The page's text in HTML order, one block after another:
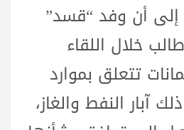
إلى أن وفد “قسد”
خلال اللقاء
تتعلق بموارد
آبار النفط والغاز،